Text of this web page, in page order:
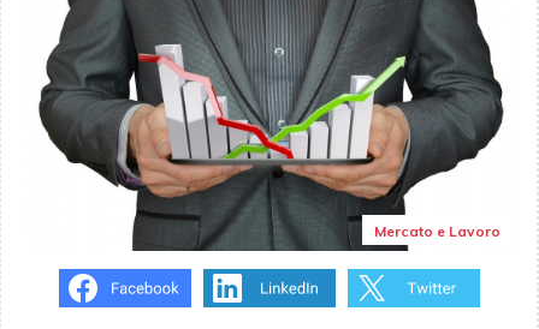
Mercato e Lavoro